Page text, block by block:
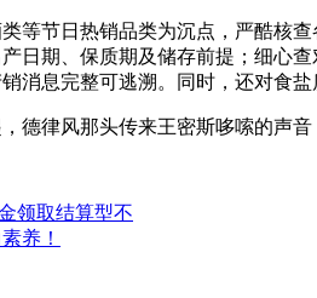
节日热销品类为沉点，严酷核查
日期、保质期及储存前提；细心
消息完整可逃溯。同时，还对食
律风那头传来王密斯哆嗦的声音
领取结算型不
养！